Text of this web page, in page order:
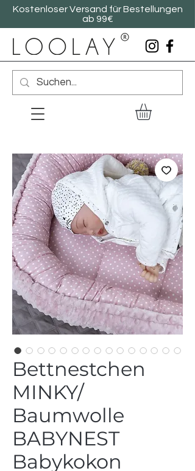
Kostenloser Versand für Bestellungen
ab 99€
Bettnestchen
MINKY/
Baumwolle
BABYNEST
Babykokon